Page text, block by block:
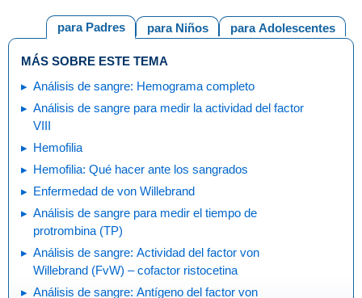
para Adolescentes
para Niños
para Padres
MÁS SOBRE ESTE TEMA
Análisis de sangre: Hemograma completo
Análisis de sangre para medir la actividad del factor
VIII
Hemofilia
Hemofilia: Qué hacer ante los sangrados
Enfermedad de von Willebrand
Análisis de sangre para medir el tiempo de
protrombina (TP)
Análisis de sangre: Actividad del factor von
Willebrand (FvW) – cofactor ristocetina
Análisis de sangre: Antígeno del factor von